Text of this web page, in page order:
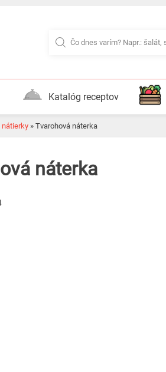
Katalóg receptov
nátierky » Tvarohová náterka
náterka